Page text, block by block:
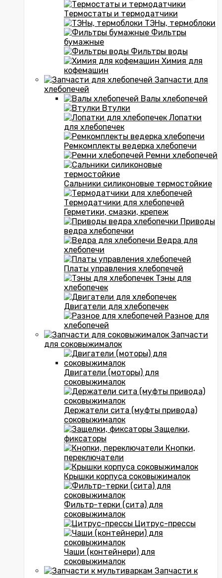
Термостаты и термодатчики
ТЭНы, термоблоки
Фильтры
бумажные
Фильтры воды
Химия для
кофемашин
Запчасти для
хлебопечей
Валы хлебопечей
Втулки
Лопатки
для хлебопечек
Ремкомплекты ведерка хлебопечи
Ремни хлебопечей
Сальники силиконовые термостойкие
Термодатчики для хлебопечей
Герметики, смазки, крепеж
Приводы
ведра хлебопечки
Ведра для
хлебопечи
Платы управления хлебопечей
Тэны для
хлебопечек
Двигатели для хлебопечек
Разное для
хлебопечей
Запчасти
для соковыжималок
Двигатели (моторы) для
соковыжималок
Держатели сита (муфты привода)
соковыжималок
Защелки,
фиксаторы
Кнопки,
переключатели
Крышки корпуса соковыжималок
Фильтр-терки (сита) для
соковыжималок
Цитрус-прессы
Чаши (контейнери) для
соковыжималок
Запчасти к